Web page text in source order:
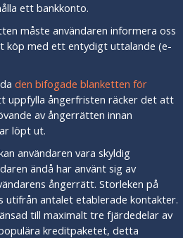
ett bankkonto.
måste användaren informera oss
köp med ett entydigt uttalande (e-
den bifogade blanketten för
uppfylla ångerfristen räcker det att
av ångerrätten innan
löpt ut.
användaren vara skyldig
ändå har använt sig av
ångerrätt. Storleken på
utifrån antalet etablerade kontakter.
till maximalt tre fjärdedelar av
kreditpaketet, detta